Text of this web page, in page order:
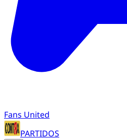
Fans United
PARTIDOS